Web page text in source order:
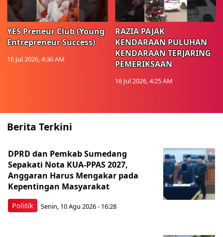
YES Preneur Club (Young
Entrepreneur Success)
16 Jul 2026, 4:30 AM
RAZIA PAJAK
KENDARAAN PULUHAN
KENDARAAN TERJARING
PEMERIKSAAN
16 Jul 2026, 4:25 AM
Berita Terkini
Politik
DPRD dan Pemkab Sumedang
Sepakati Nota KUA-PPAS 2027,
Anggaran Harus Mengakar pada
Kepentingan Masyarakat
Senin, 10 Agu 2026 - 16:28